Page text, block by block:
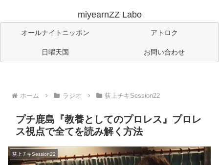
miyearnZZ Labo
オールナイトニッポン アトロク
日曜天国 お問い合わせ
ホーム ラジオ 荻上チキSession22
プチ鹿島『教養としてのプロレス』プロレ
ス視点で全てを読み解く方法
荻上チキSession22